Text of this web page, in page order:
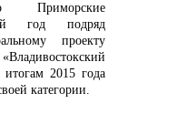
Приморские
год подряд
проекту
2015 года
категории.